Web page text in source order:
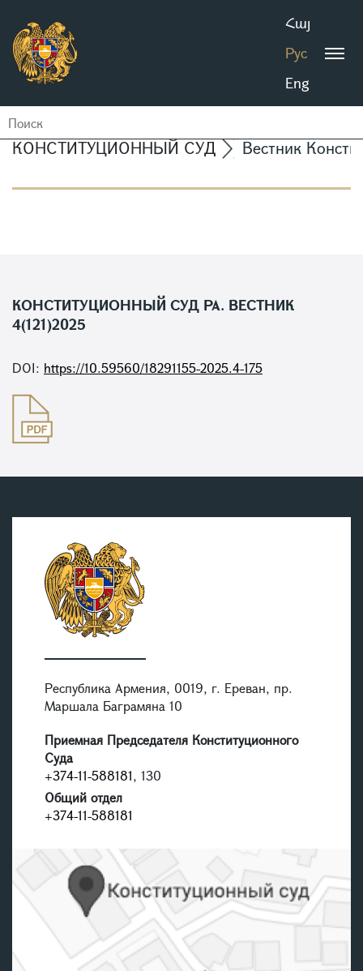
Հայ
Рус
Eng
КОНСТИТУЦИОННЫЙ СУД Вестник
КОНСТИТУЦИОННЫЙ СУД РА. ВЕСТНИК
4(121)2025
DOI: https://10.59560/18291155-2025.4-175
Республика Армения, 0019, г. Ереван, пр.
Маршала Баграмяна 10
Приемная Председателя Конституционного
Суда
+374-11-588181, 130
Общий отдел
+374-11-588181